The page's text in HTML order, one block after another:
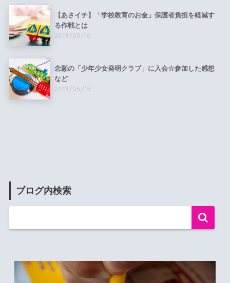
【あさイチ】「学校教育のお金」保護者負担を軽減す
る作戦とは
2019/05/16
念願の「少年少女発明クラブ」に入会☆参加した感想
など
2019/05/15
ブログ内検索